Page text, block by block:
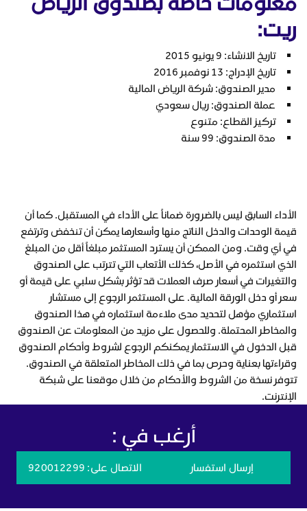
ريت:
ﺗﺎرﻳﺦ الاﻧﺷﺎء: 9 يونيو 2015
تاريخ الإدراج: 13 نوفمبر 2016
مدير الصندوق: شركة الرياض المالية
عملة الصندوق: ريال سعودي
تركيز القطاع: متنوع
مدة الصندوق: 99 سنة
الأداء السابق ليس بالضرورة ضماناً على الأداء في المستقبل. كما أن
قيمة الوحدات والدخل الناتج منها وأسعارها يمكن أن تنخفض وترتفع
في أي وقت. ومن الممكن أن يسترد المستثمر مبلغاً أقل من المبلغ
الذي استثمره في الأصل، كذلك الأتعاب التي تترتب على الصندوق
والتغيرات في أسعار صرف العملات قد تؤثر بشكل سلبي على قيمة أو
سعر أو دخل الورقة المالية. على المستثمر الرجوع إلى مستشار
استثماري مؤهل لتحديد مدى ملاءمة استثماره في هذا الصندوق
والمخاطر المحتملة. وللحصول على مزيد من المعلومات عن الصندوق
قبل الدخول في الاستثمار يمكنكم الرجوع لشروط وأحكام الصندوق
وقراءتها بعناية وحرص بما في ذلك المخاطر المتعلقة في الصندوق.
تتوفر نسخة من الشروط والأحكام من خلال موقعنا على شبكة
الإنترنت.
أرغب في :
إرسال استفسار الاتصال على: 920012299